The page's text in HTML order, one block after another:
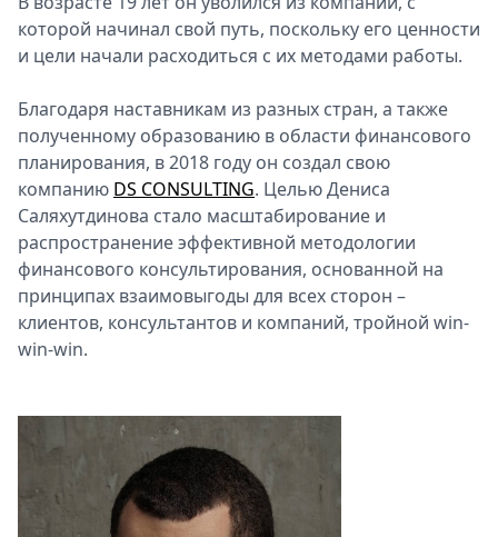
которой начинал свой путь, поскольку его ценности
и цели начали расходиться с их методами работы.
Благодаря наставникам из разных стран, а также
полученному образованию в области финансового
планирования, в 2018 году он создал свою
компанию DS CONSULTING. Целью Дениса
Саляхутдинова стало масштабирование и
распространение эффективной методологии
финансового консультирования, основанной на
принципах взаимовыгоды для всех сторон –
клиентов, консультантов и компаний, тройной win-
win-win.